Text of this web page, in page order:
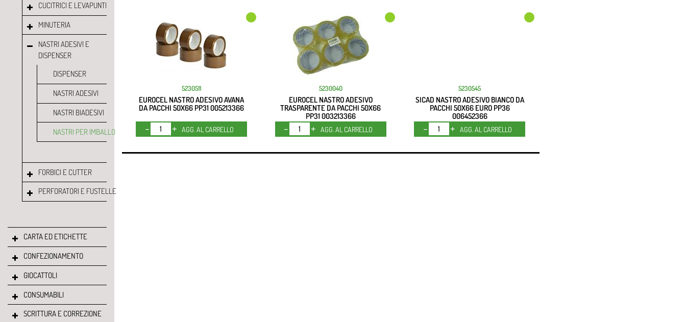
CUCITRICI E LEVAPUNTI
MINUTERIA
NASTRI ADESIVI E
DISPENSER
DISPENSER
NASTRI ADESIVI
NASTRI BIADESIVI
NASTRI PER IMBALLO
FORBICI E CUTTER
PERFORATORI E FUSTELLE
CARTA ED ETICHETTE
CONFEZIONAMENTO
GIOCATTOLI
CONSUMABILI
SCRITTURA E CORREZIONE
5230511
EUROCEL NASTRO ADESIVO AVANA
DA PACCHI 50X66 PP31 005213366
Quantità
AGG. AL CARRELLO
5230040
EUROCEL NASTRO ADESIVO
TRASPARENTE DA PACCHI 50X66
PP31 003213366
Quantità
AGG. AL CARRELLO
5230545
SICAD NASTRO ADESIVO BIANCO DA
PACCHI 50X66 EURO PP36
006452366
Quantità
AGG. AL CARRELLO